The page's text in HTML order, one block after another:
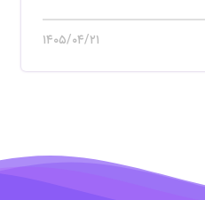
۱۴۰۵/۰۴/۲۱